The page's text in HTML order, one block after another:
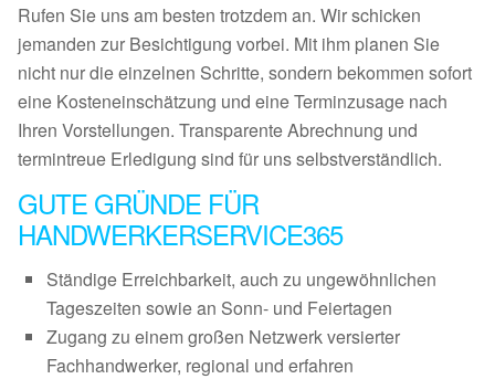
Rufen Sie uns am besten trotzdem an. Wir schicken
jemanden zur Besichtigung vorbei. Mit ihm planen Sie
nicht nur die einzelnen Schritte, sondern bekommen sofort
eine Kosteneinschätzung und eine Terminzusage nach
Ihren Vorstellungen. Transparente Abrechnung und
termintreue Erledigung sind für uns selbstverständlich.
GUTE GRÜNDE FÜR
HANDWERKERSERVICE365
Ständige Erreichbarkeit, auch zu ungewöhnlichen
Tageszeiten sowie an Sonn- und Feiertagen
Zugang zu einem großen Netzwerk versierter
Fachhandwerker, regional und erfahren